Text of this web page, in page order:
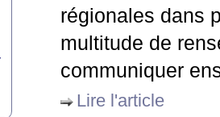
régionales dans
multitude de
communiquer
Lire l'article